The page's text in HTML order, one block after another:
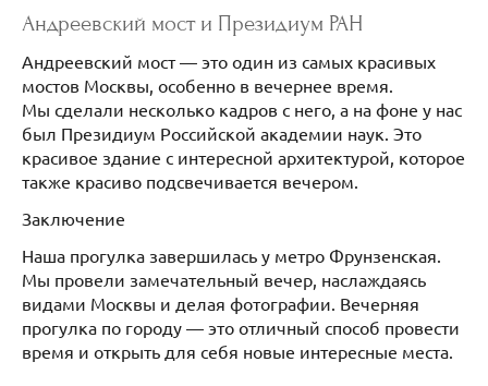
Андреевский мост и Президиум РАН
Андреевский мост — это один из самых красивых
мостов Москвы, особенно в вечернее время.
Мы сделали несколько кадров с него, а на фоне у нас
был Президиум Российской академии наук. Это
красивое здание с интересной архитектурой, которое
также красиво подсвечивается вечером.
Заключение
Наша прогулка завершилась у метро Фрунзенская.
Мы провели замечательный вечер, наслаждаясь
видами Москвы и делая фотографии. Вечерняя
прогулка по городу — это отличный способ провести
время и открыть для себя новые интересные места.